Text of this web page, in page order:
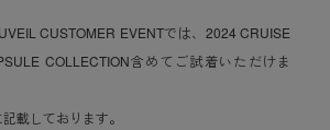
CUSTOMER EVENTでは、2024 CRUISE
COLLECTION含めてご試着いただけま
載しております。